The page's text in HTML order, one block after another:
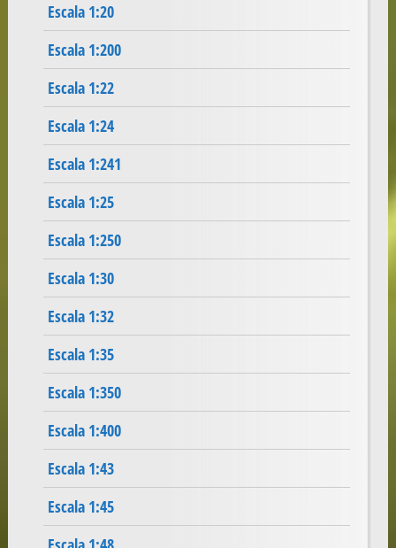
Escala 1:20
Escala 1:200
Escala 1:22
Escala 1:24
Escala 1:241
Escala 1:25
Escala 1:250
Escala 1:30
Escala 1:32
Escala 1:35
Escala 1:350
Escala 1:400
Escala 1:43
Escala 1:45